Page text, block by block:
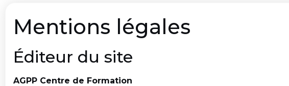
Mentions légales
Éditeur du site
AGPP Centre de Formation